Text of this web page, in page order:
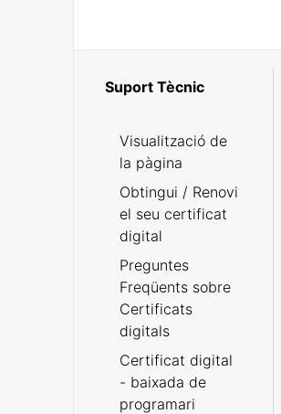
Suport Tècnic
Visualització de
la pàgina
Obtingui / Renovi
el seu certificat
digital
Preguntes
Freqüents sobre
Certificats
digitals
Certificat digital
- baixada de
programari